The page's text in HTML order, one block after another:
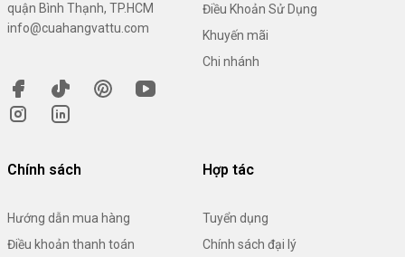
quận Bình Thạnh, TP.HCM
info@cuahangvattu.com
Điều Khoản Sử Dụng
Khuyến mãi
Chi nhánh
Chính sách
Hướng dẫn mua hàng
Điều khoản thanh toán
Hợp tác
Tuyển dụng
Chính sách đại lý